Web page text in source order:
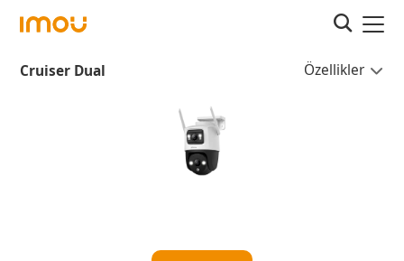
Cruiser Dual Özellikler